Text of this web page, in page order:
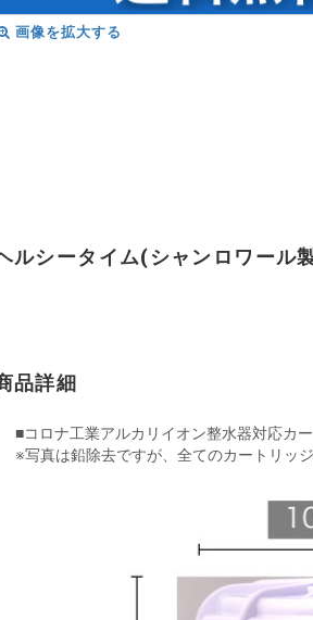
画像を拡大する
ルシータイム(シャンロワール
品詳細
■コロナ工業アルカリイオン整水器対応カ
※写真は鉛除去ですが、全てのカートリッジ